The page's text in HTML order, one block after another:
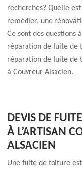
recherches? Quelle
remédier, une
Ce sont des questions
réparation de fuite de
réparation de fuite de
à Couvreur Alsacien.
DEVIS DE
À L’ARTISAN
ALSACIEN
Une fuite de toiture